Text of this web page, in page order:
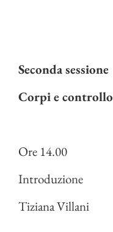
Seconda sessione
Corpi e controllo
Ore 14.00
Introduzione
Tiziana Villani